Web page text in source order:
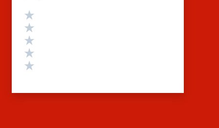
Valutazione